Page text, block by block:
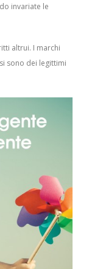
invariate le
altrui. I marchi
sono dei legittimi